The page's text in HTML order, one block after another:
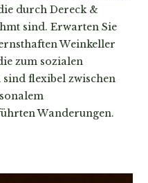
durch Dereck &
sind. Erwarten Sie
Weinkeller
zum sozialen
flexibel zwischen
Wanderungen.